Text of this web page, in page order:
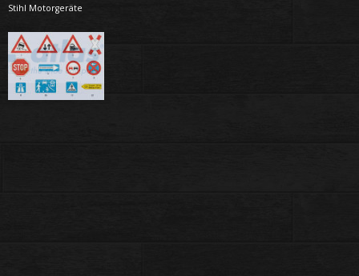
Stihl Motorgeräte